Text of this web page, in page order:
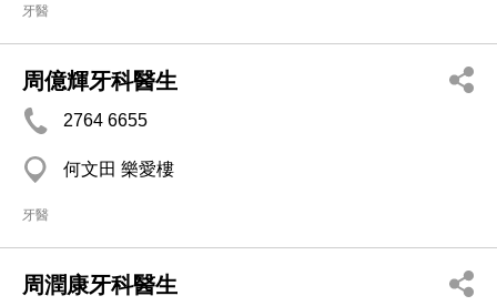
牙醫
周億輝牙科醫生
2764 6655
何文田 樂愛樓
牙醫
周潤康牙科醫生